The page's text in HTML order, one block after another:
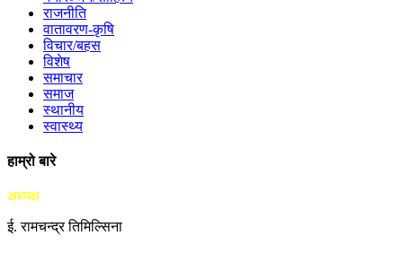
राजनीति
वातावरण-कृषि
विचार/बहस
विशेष
समाचार
समाज
स्थानीय
स्वास्थ्य
हाम्रो बारे
अध्यक्ष
ई. रामचन्द्र तिमिल्सिना